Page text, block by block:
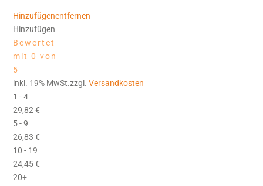
Hinzufügenentfernen
Hinzufügen
Bewertet
mit 0 von
5
inkl. 19% MwSt.zzgl.Versandkosten
1 - 4
29,82€
5 - 9
26,83€
10 - 19
24,45€
20+